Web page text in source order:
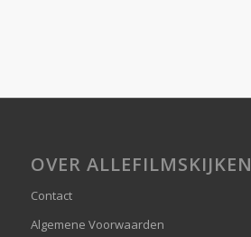
OVER ALLEFILMSKIJKEN
Contact
Algemene Voorwaarden